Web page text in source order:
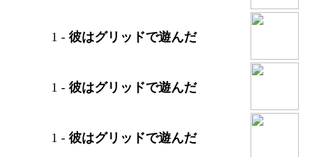
1 - 彼はグリッドで遊んだ
1 - 彼はグリッドで遊んだ
1 - 彼はグリッドで遊んだ